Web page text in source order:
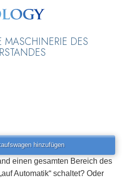
MASCHINERIE DES
hinzufügen
einen gesamten Bereich des
Automatik“ schaltet? Oder